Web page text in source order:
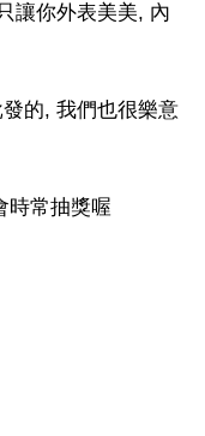
讓你外表美美, 內
的, 我們也很樂意
時常抽獎喔